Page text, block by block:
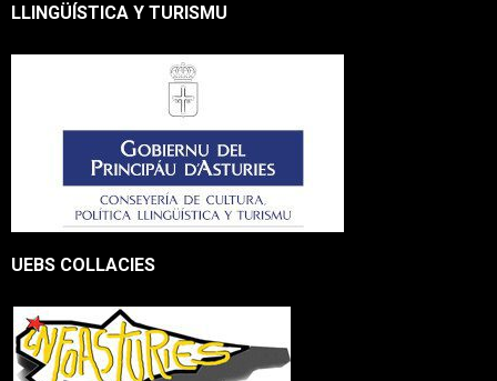
LLINGÜÍSTICA Y TURISMU
UEBS COLLACIES